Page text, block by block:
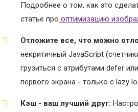
Подробнее о том, как это
статье про оптимизацию
Отложите все, что можно
некритичный JavaScript
грузиться с атрибутами defer
первого экрана - только с lazy
Кэш - ваш лучший друг: